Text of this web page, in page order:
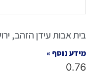
בית אבות עידן הזהב,
מידע נוסף »